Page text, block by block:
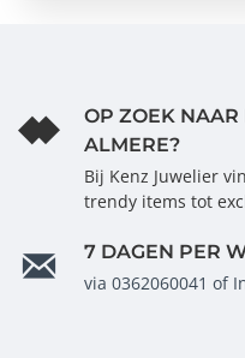
OP ZOEK
ALMERE?
Bij Kenz Juwelier
trendy items tot
7 DAGEN PER
via 0362060041 of